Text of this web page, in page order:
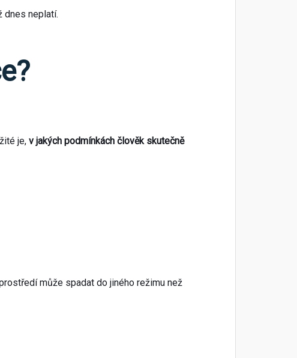
dnes neplatí.
je, v jakých podmínkách člověk skutečně
může spadat do jiného režimu než